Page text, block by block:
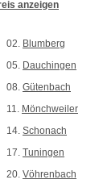
anzeigen
02. Blumberg
05. Dauchingen
08. Gütenbach
11. Mönchweiler
14. Schonach
17. Tuningen
20. Vöhrenbach